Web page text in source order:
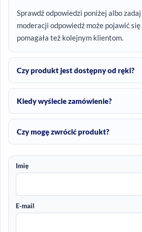
Sprawdź odpowiedzi poniżej albo
moderacji odpowiedź może pojawić
pomagała też kolejnym klientom.
Czy produkt jest dostępny od ręki?
Kiedy wyślecie zamówienie?
Czy mogę zwrócić produkt?
Imię
E-mail